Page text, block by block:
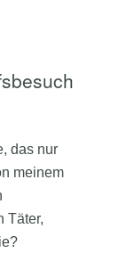
das nur
meinem
Täter,